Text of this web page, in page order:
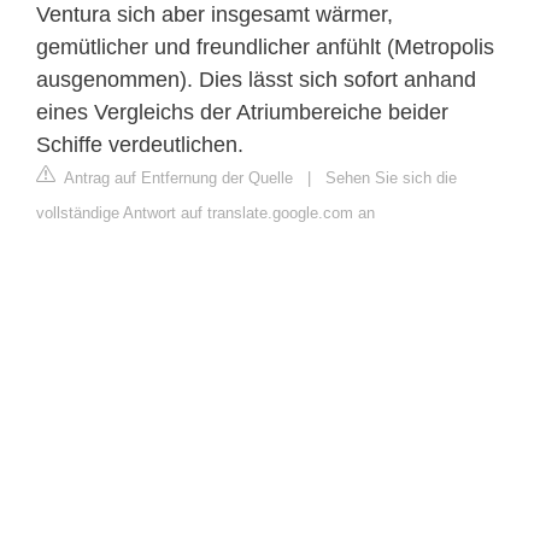
Ventura sich aber insgesamt wärmer,
gemütlicher und freundlicher anfühlt (Metropolis
ausgenommen). Dies lässt sich sofort anhand
eines Vergleichs der Atriumbereiche beider
Schiffe verdeutlichen.
Antrag auf Entfernung der Quelle | Sehen Sie sich die
vollständige Antwort auf translate.google.com an